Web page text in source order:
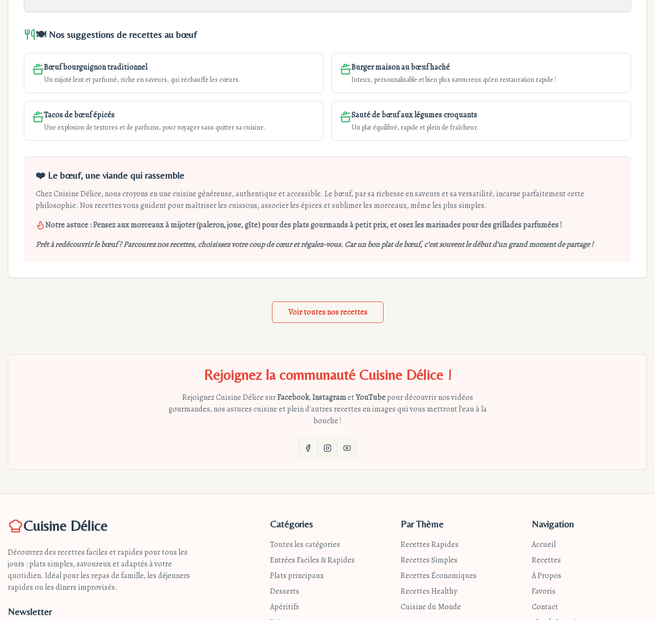
🍽️ Nos suggestions de recettes au bœuf
Bœuf bourguignon traditionnel
Un mijoté lent et parfumé, riche en saveurs, qui réchauffe les cœurs.
Burger maison au bœuf haché
Juteux, personnalisable et bien plus savoureux qu’en restauration rapide !
Tacos de bœuf épicés
Une explosion de textures et de parfums, pour voyager sans quitter sa cuisine.
Sauté de bœuf aux légumes croquants
Un plat équilibré, rapide et plein de fraîcheur.
❤️ Le bœuf, une viande qui rassemble
Chez Cuisine Délice, nous croyons en une cuisine généreuse, authentique et accessible. Le bœuf, par sa richesse en saveurs et sa versatilité, incarne parfaitement cette
philosophie. Nos recettes vous guident pour maîtriser les cuissons, associer les épices et sublimer les morceaux, même les plus simples.
Notre astuce : Pensez aux morceaux à mijoter (paleron, joue, gîte) pour des plats gourmands à petit prix, et osez les marinades pour des grillades parfumées !
Prêt à redécouvrir le bœuf ? Parcourez nos recettes, choisissez votre coup de cœur et régalez-vous. Car un bon plat de bœuf, c’est souvent le début d’un grand moment de partage !
Voir toutes nos recettes
Rejoignez la communauté Cuisine Délice !
Rejoignez Cuisine Délice surFacebook,InstagrametYouTubepour découvrir nos vidéos
gourmandes, nos astuces cuisine et plein d'autres recettes en images qui vous mettront l'eau à la
bouche !
Cuisine Délice
Découvrez des recettes faciles et rapides pour tous les
jours : plats simples, savoureux et adaptés à votre
quotidien. Idéal pour les repas de famille, les déjeuners
rapides ou les dîners improvisés.
Newsletter
Catégories
Toutes les catégories
Entrées Faciles & Rapides
Plats principaux
Desserts
Apéritifs
Par Thème
Recettes Rapides
Recettes Simples
Recettes Économiques
Recettes Healthy
Cuisine du Monde
Navigation
Accueil
Recettes
À Propos
Favoris
Contact